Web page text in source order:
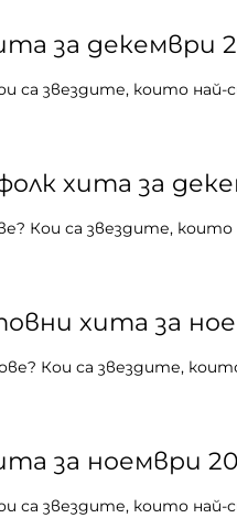
за декември
са звездите, които най-
хита за
Кои са звездите,
хита за
Кои са звездите,
за ноември
са звездите, които най-